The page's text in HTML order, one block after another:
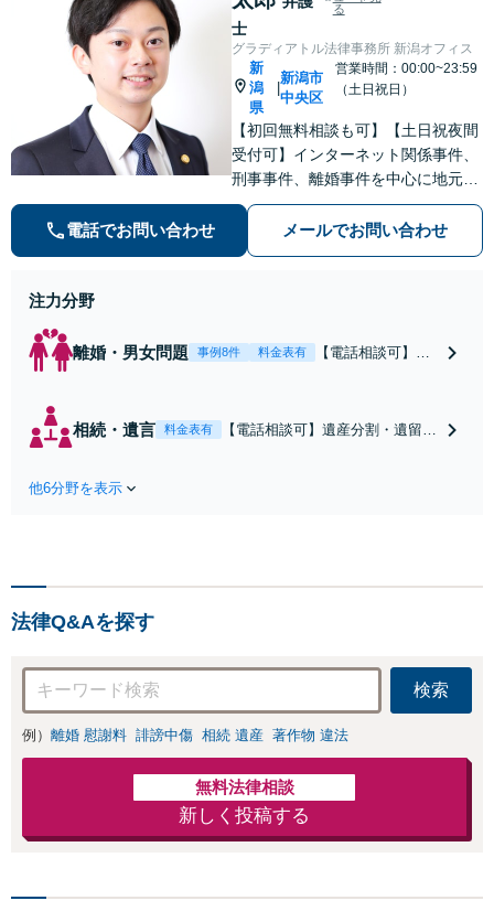
士
る
グラディアトル法律事務所 新潟オフィス
新
潟
県
新潟市
中央区
営業時間：00:00~23:59
（土日祝日）
【初回無料相談も可】【土日祝夜間
受付可】インターネット関係事件、
刑事事件、離婚事件を中心に地元新
潟で弁護士業一筋。若さと誠意と情
熱を胸に、依頼者様と真正面から向
き合います。
電話でお問い合わせ メールでお問い合わせ
注力分野
離婚・男女問題 事例8件 料金表有
【電話相談可】不
離婚に関するご相
相続・遺言 料金表有
【電話相談可】遺産分割・遺留
ぞお電話ください。
他6分野を表示
法律Q&Aを探す
検索
例） 離婚 慰謝料 誹謗中傷 相続 遺産 著作物 違法
無料法律相談
新しく投稿する